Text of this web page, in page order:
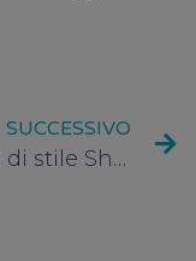
SUCCESSIVO
Romantico e retrò: tocchi di stile Shabby Chic per il bagno